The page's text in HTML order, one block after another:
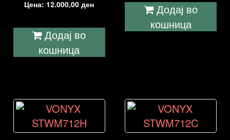
Цена: 12.000,00ден
Додај во
кошница
Додај во
кошница